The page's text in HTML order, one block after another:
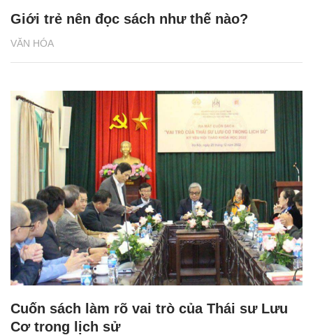
VĂN HÓA
Giới trẻ nên đọc sách như thế nào?
Cuốn sách làm rõ vai trò của Thái sư Lưu
Cơ trong lịch sử